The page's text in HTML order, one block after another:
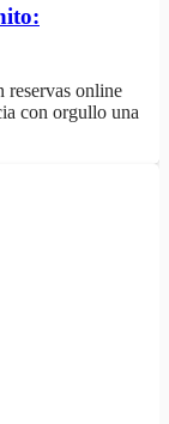
online
con orgullo una